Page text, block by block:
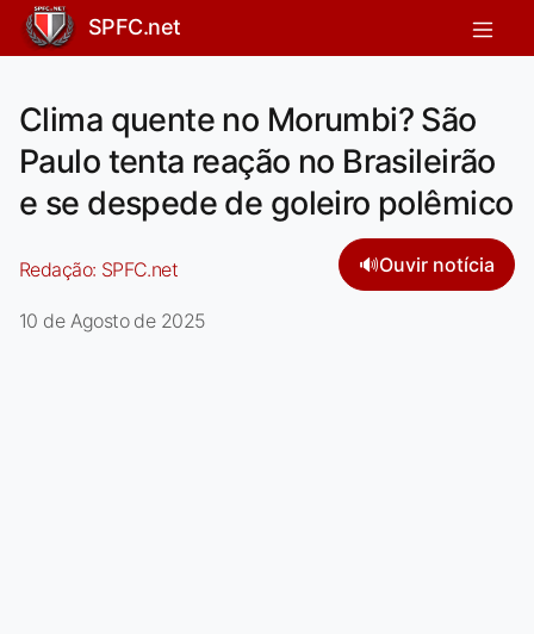
SPFC.net
Clima quente no Morumbi? São
Paulo tenta reação no Brasileirão
e se despede de goleiro polêmico
Redação: SPFC.net 🔊Ouvir notícia
10 de Agosto de 2025